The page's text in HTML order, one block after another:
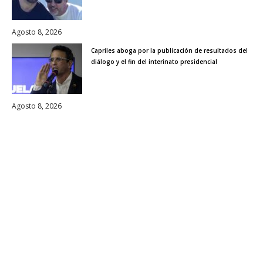
Agosto 8, 2026
Capriles aboga por la publicación de resultados del
diálogo y el fin del interinato presidencial
Agosto 8, 2026